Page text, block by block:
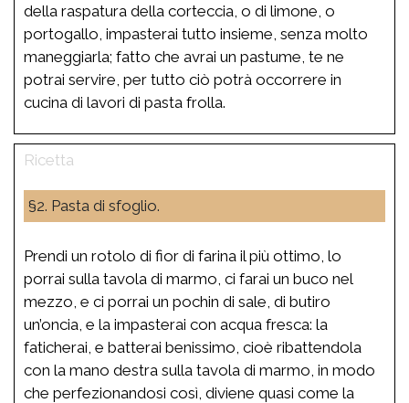
della raspatura della corteccia, o di limone, o
portogallo, impasterai tutto insieme, senza molto
maneggiarla; fatto che avrai un pastume, te ne
potrai servire, per tutto ciò potrà occorrere in
cucina di lavori di pasta frolla.
§2. Pasta di sfoglio.
Prendi un rotolo di fior di farina il più ottimo, lo
porrai sulla tavola di marmo, ci farai un buco nel
mezzo, e ci porrai un pochin di sale, di butiro
un’oncia, e la impasterai con acqua fresca: la
faticherai, e batterai benissimo, cioè ribattendola
con la mano destra sulla tavola di marmo, in modo
che perfezionandosi così, diviene quasi come la